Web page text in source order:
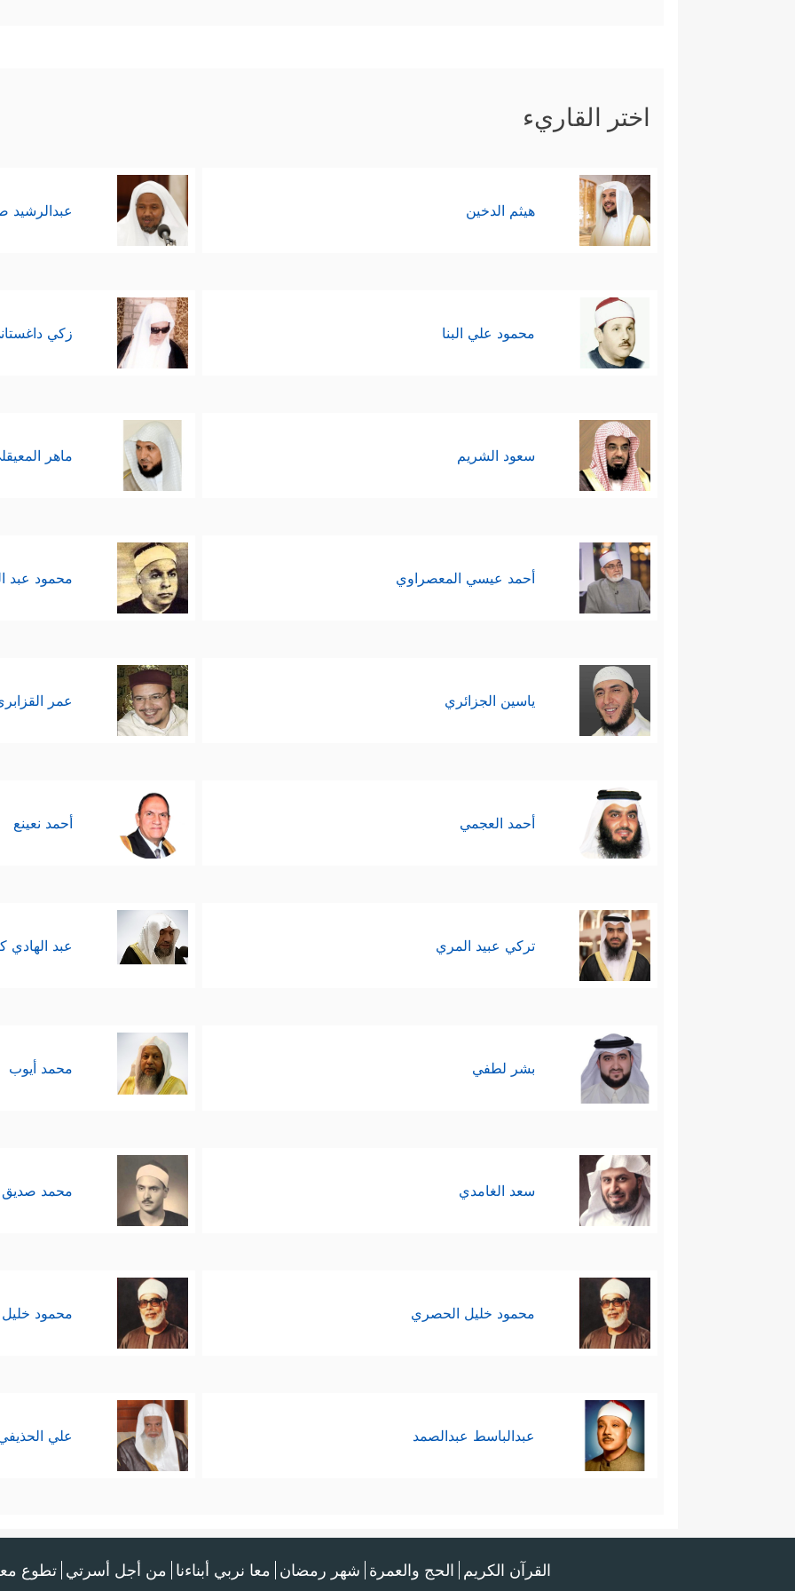
سادسًا: البراءة من الخائنين
یَرۡضَىٰ مِنَ ٱلۡقَوۡلِۚ﴾
فالله معهم وهو يعلم سرَّهم ونجواهم، ولكنهم هم لم يكونوا مع الله،
في مقابل حقِّ الناس فتملَّكهم الرياء والرغبة بما في أيدي الناس.
عَلَیۡكَ وَرَحۡمَتُهُۥ لَهَمَّت طَّاۤىِٕفَةࣱ مِّنۡهُمۡ أَن یُضِلُّوكَ وَمَا یُضِلُّونَ إِلَّاۤ أَنفُسَهُمۡۖ وَمَا یَضُرُّونَكَ مِن شَیۡءࣲۚ﴾
وسلامه عليه، فإن غيره من الخلفاء والأمراء أَولَى بالحيطة.
وشيوع الشك والريبة
، ثم استثنى التشاور من أجل الإصلاح
بَیۡنَ ٱلنَّاسِۚ﴾
ثامنًا: التحذير من مجانبةِ الحقِّ وشقِّ
﴿وَمَن یُشَاقِقِ ٱلرَّسُولَ مِنۢ بَعۡدِ مَا تَبَیَّنَ لَهُ ٱلۡهُدَىٰ
جَهَنَّمَۖ وَسَاۤءَتۡ مَصِیرًا﴾
، وقد جاء هذا التحذير عقب الحديث عن النجوى إشارة إلى الصلة
عِبَادِكَ نَصِیبࣰا مَّفۡرُوضࣰا
وَلَأُضِلَّنَّهُمۡ وَلَأُمَنِّیَنَّهُمۡ وَلَـَٔامُرَنَّهُمۡ فَلَیُبَتِّكُنَّ ءَاذَانَ ٱلۡأَنۡعَـٰمِ وَلَـَٔامُرَنَّهُمۡ فَلَیُغَیِّرُنَّ خَلۡقَ
خَسِرَ خُسۡرَانࣰا مُّبِینࣰا
یَعِدُهُمۡ وَیُمَنِّیهِمۡۖ وَمَا یَعِدُهُمُ ٱلشَّیۡطَـٰنُ إِلَّا غُرُورًا﴾فالمجتمع المسلم كلُّه
عاشرًا: الأخذُ بالأسباب وعدم الاتِّكال على الإيمان المجرَّد
﴿لَّیۡسَ بِأَمَانِیِّكُمۡ وَلَاۤ أَمَانِیِّ أَهۡلِ
غلَّابة، والسوء في مخالفة السنن الكونية لا يختلف عن السوء في مخالفة الأحكام
وهذا هو عدله سبحانه في الخلق والأمر.
اختر القاريء
هيثم الدخين عبدالرشيد
محمود علي البنا زكي
سعود الشريم ماهر
أحمد عيسي المعصراوي محمود عبد
ياسين الجزائري عمر
أحمد العجمي أحمد نعينع
تركي عبيد المري عبد الهادي
بشر لطفي محمد أيوب
سعد الغامدي محمد صديق
محمود خليل الحصري محمود
عبدالباسط عبدالصمد علي
القرآن الكريم الحج والعمرة شهر رمضان معا نربي أبناءنا من أجل أسرتي تطوع